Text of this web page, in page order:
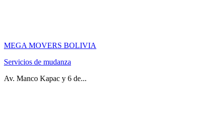
MEGA MOVERS BOLIVIA
Servicios de mudanza
Av. Manco Kapac y 6 de...